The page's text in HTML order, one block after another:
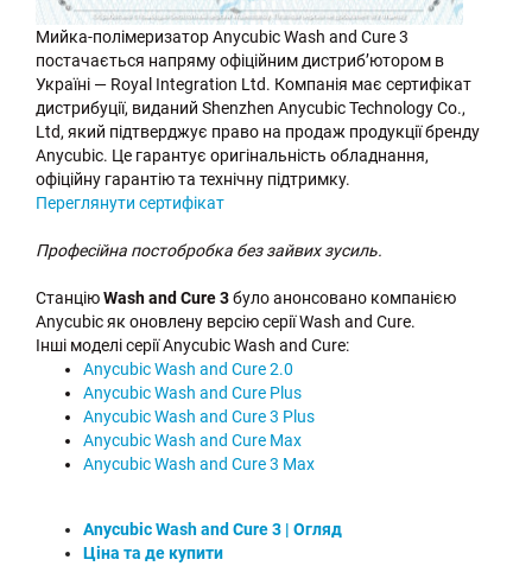
Мийка-полімеризатор Anycubic Wash and Cure 3
постачається напряму офіційним дистриб’ютором в
Україні — Royal Integration Ltd. Компанія має сертифікат
дистрибуції, виданий Shenzhen Anycubic Technology Co.,
Ltd, який підтверджує право на продаж продукції бренду
Anycubic. Це гарантує оригінальність обладнання,
офіційну гарантію та технічну підтримку.
Переглянути сертифікат
Професійна постобробка без зайвих зусиль.
СтанціюWash and Cure 3було анонсовано компанією
Anycubic як оновлену версію серії Wash and Cure.
Інші моделі серії Anycubic Wash and Cure:
Anycubic Wash and Cure 2.0
Anycubic Wash and Cure Plus
Anycubic Wash and Cure 3 Plus
Anycubic Wash and Cure Max
Anycubic Wash and Cure 3 Max
Anycubic Wash and Cure 3 | Огляд
Ціна та де купити